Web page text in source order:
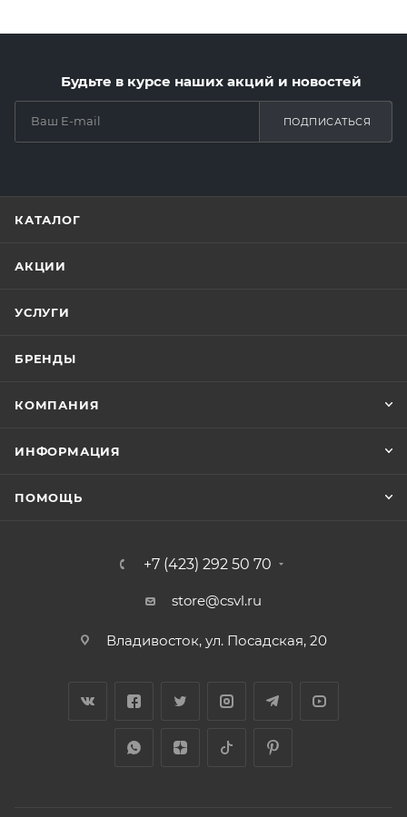
Будьте в курсе наших акций и новостей
ПОДПИСАТЬСЯ
КАТАЛОГ
АКЦИИ
УСЛУГИ
БРЕНДЫ
КОМПАНИЯ
ИНФОРМАЦИЯ
ПОМОЩЬ
+7 (423) 292 50 70
store@csvl.ru
Владивосток, ул. Посадская, 20